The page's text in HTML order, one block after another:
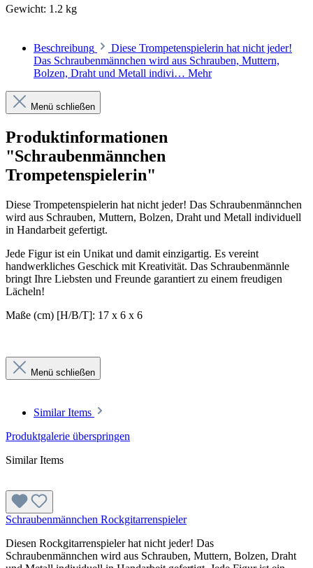
Gewicht: 1.2 kg
Beschreibung
Diese Trompetenspielerin hat nicht jeder!
Das Schraubenmännchen wird aus Schrauben, Muttern,
Bolzen, Draht und Metall indivi… Mehr
Menü schließen
Produktinformationen
"Schraubenmännchen
Trompetenspielerin"
Diese Trompetenspielerin hat nicht jeder! Das Schraubenmännchen
wird aus Schrauben, Muttern, Bolzen, Draht und Metall individuell
in Handarbeit gefertigt.
Jede Figur ist ein Unikat und damit einzigartig. Es vereint
handwerkliches Geschick mit Kreativität. Das Schraubenmännle
bringt Ihre Liebsten und Freunde garantiert zu einem freudigen
Lächeln!
Maße (cm) [H/B/T]: 17 x 6 x 6
Menü schließen
Similar Items
Produktgalerie überspringen
Similar Items
Schraubenmännchen Rockgitarrenspieler
Diesen Rockgitarrenspieler hat nicht jeder! Das
Schraubenmännchen wird aus Schrauben, Muttern, Bolzen, Draht